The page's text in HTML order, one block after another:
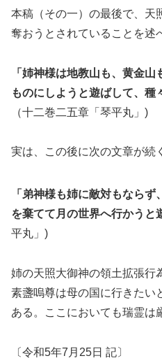
本稿（その一）の最後で、天
奪おうとされていることを述
「姉神様は地教山も、黄金
ものにしようと遊ばして、種
（十二巻二五章「琴平丸」)
実は、この後に次の文章が続
「弟神様も姉に敵対もならず
を棄てて月の世界へ行かうと
平丸」)
姉の天照大御神の領土拡張行
素盞嗚尊は母の国に行きたい
ある。ここにおいても瑞霊は
〔令和5年7月25日 記〕